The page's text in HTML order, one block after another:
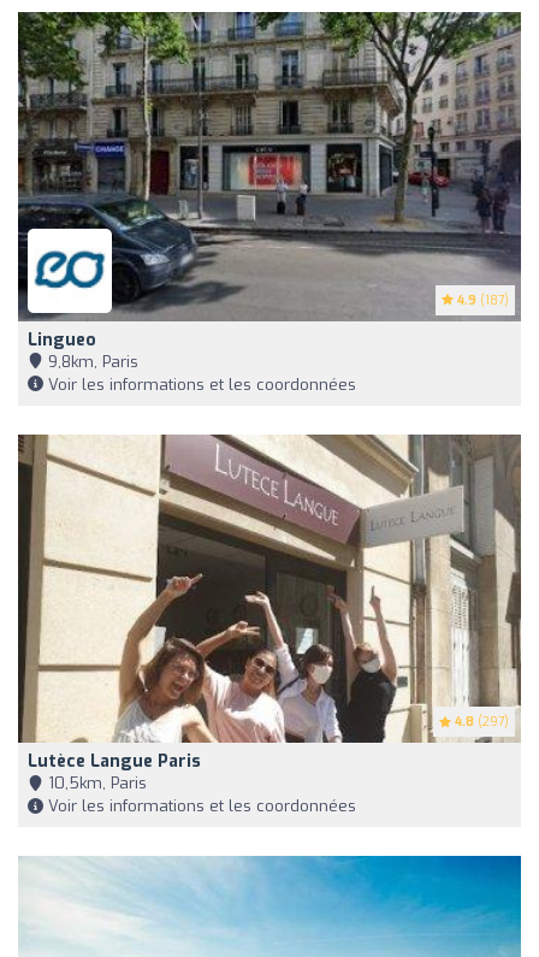
4.9 (187)
Lingueo
9,8km, Paris
Voir les informations et les coordonnées
4.8 (297)
Lutèce Langue Paris
10,5km, Paris
Voir les informations et les coordonnées